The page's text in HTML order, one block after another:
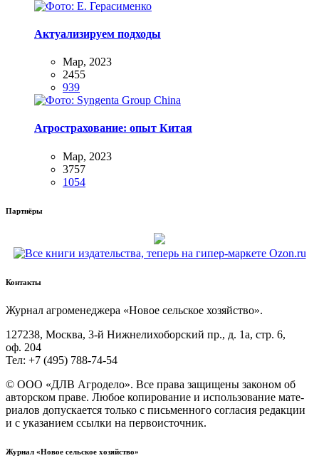
Актуализируем подходы
Мар, 2023
2455
939
Агрострахование: опыт Китая
Мар, 2023
3757
1054
Партнёры
Контакты
Жур­нал агро­ме­не­дже­ра «Новое сель­ское хозяйство».
127238, Москва, 3‑й Ниж­не­ли­хо­бор­ский пр., д. 1а, стр. 6,
оф. 204
Тел: +7 (495) 788‑74‑54
© ООО «ДЛВ Агро­де­ло». Все пра­ва защи­ще­ны зако­ном об
автор­ском пра­ве. Любое копи­ро­ва­ние и исполь­зо­ва­ние мате­
ри­а­лов допус­ка­ет­ся толь­ко с пись­мен­но­го согла­сия редак­ции
и с ука­за­ни­ем ссыл­ки на первоисточник.
Журнал «Новое сельское хозяйство»